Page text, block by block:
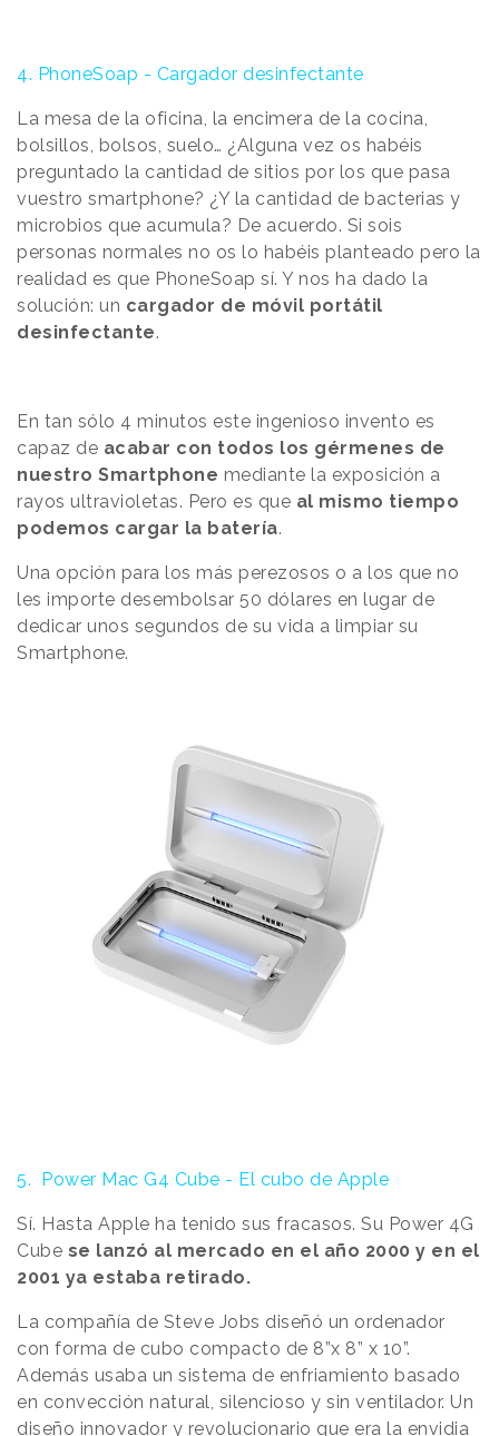
4. PhoneSoap - Cargador desinfectante
La mesa de la oficina, la encimera de la cocina,
bolsillos, bolsos, suelo… ¿Alguna vez os habéis
preguntado la cantidad de sitios por los que pasa
vuestro smartphone? ¿Y la cantidad de bacterias y
microbios que acumula? De acuerdo. Si sois
personas normales no os lo habéis planteado pero la
realidad es que PhoneSoap sí. Y nos ha dado la
solución: un cargador de móvil portátil
desinfectante.
En tan sólo 4 minutos este ingenioso invento es
capaz de acabar con todos los gérmenes de
nuestro Smartphone mediante la exposición a
rayos ultravioletas. Pero es que al mismo tiempo
podemos cargar la batería.
Una opción para los más perezosos o a los que no
les importe desembolsar 50 dólares en lugar de
dedicar unos segundos de su vida a limpiar su
Smartphone.
5. Power Mac G4 Cube - El cubo de Apple
Sí. Hasta Apple ha tenido sus fracasos. Su Power 4G
Cube se lanzó al mercado en el año 2000 y en el
2001 ya estaba retirado.
La compañía de Steve Jobs diseñó un ordenador
con forma de cubo compacto de 8”x 8” x 10”.
Además usaba un sistema de enfriamiento basado
en convección natural, silencioso y sin ventilador. Un
diseño innovador y revolucionario que era la envidia